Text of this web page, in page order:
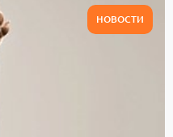
НОВОСТИ